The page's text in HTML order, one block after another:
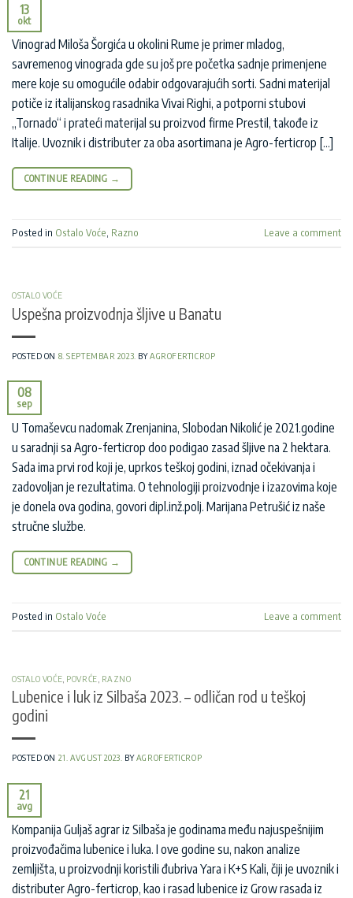
13
okt
Vinograd Miloša Šorgića u okolini Rume je primer mladog,
savremenog vinograda gde su još pre početka sadnje primenjene
mere koje su omogućile odabir odgovarajućih sorti. Sadni materijal
potiče iz italijanskog rasadnika Vivai Righi, a potporni stubovi
„Tornado“ i prateći materijal su proizvod firme Prestil, takođe iz
Italije. Uvoznik i distributer za oba asortimana je Agro-ferticrop […]
CONTINUE READING →
Posted in Ostalo Voće, Razno Leave a comment
OSTALO VOĆE
Uspešna proizvodnja šljive u Banatu
POSTED ON 8. SEPTEMBAR 2023. BY AGROFERTICROP
08
sep
U Tomaševcu nadomak Zrenjanina, Slobodan Nikolić je 2021.godine
u saradnji sa Agro-ferticrop doo podigao zasad šljive na 2 hektara.
Sada ima prvi rod koji je, uprkos teškoj godini, iznad očekivanja i
zadovoljan je rezultatima. O tehnologiji proizvodnje i izazovima koje
je donela ova godina, govori dipl.inž.polj. Marijana Petrušić iz naše
stručne službe.
CONTINUE READING →
Posted in Ostalo Voće Leave a comment
OSTALO VOĆE POVRĆE RAZNO
Lubenice i luk iz Silbaša 2023. – odličan rod u teškoj
godini
POSTED ON 21. AVGUST 2023. BYAGROFERTICROP
21
avg
Kompanija Guljaš agrar iz Silbaša je godinama među najuspešnijim
proizvođačima lubenice i luka. I ove godine su, nakon analize
zemljišta, u proizvodnji koristili đubriva Yara i K+S Kali, čiji je uvoznik i
distributer Agro-ferticrop, kao i rasad lubenice iz Grow rasada iz